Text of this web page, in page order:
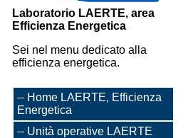
Laboratorio LAERTE, area
Efficienza Energetica
Sei nel menu dedicato alla
efficienza energetica.
Home LAERTE, Efficienza
Energetica
Unità operative LAERTE